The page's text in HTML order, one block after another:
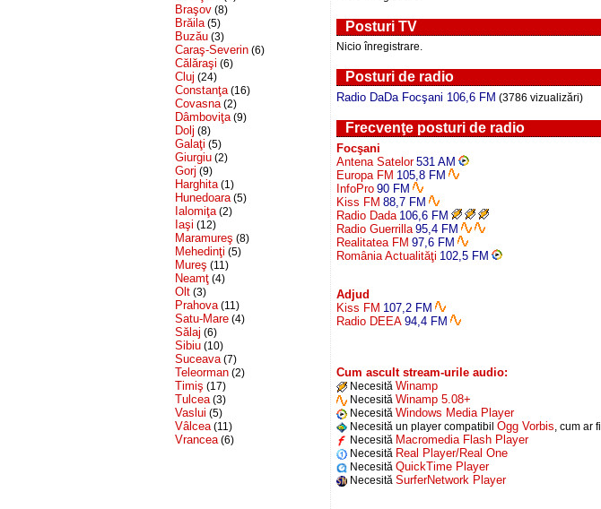
Braşov (8)
Brăila (5)
Buzău (3)
Caraş-Severin (6)
Călăraşi (6)
Cluj (24)
Constanţa (16)
Covasna (2)
Dâmboviţa (9)
Dolj (8)
Galaţi (5)
Giurgiu (2)
Gorj (9)
Harghita (1)
Hunedoara (5)
Ialomiţa (2)
Iaşi (12)
Maramureş (8)
Mehedinţi (5)
Mureş (11)
Neamţ (4)
Olt (3)
Prahova (11)
Satu-Mare (4)
Sălaj (6)
Sibiu (10)
Suceava (7)
Teleorman (2)
Timiş (17)
Tulcea (3)
Vaslui (5)
Vâlcea (11)
Vrancea (6)
Posturi TV
Nicio înregistrare.
Posturi de radio
Radio DaDa Focşani 106,6 FM (3786 vizualizări)
Frecvenţe posturi de radio
Focşani
Antena Satelor 531 AM
Europa FM 105,8 FM
InfoPro 90 FM
Kiss FM 88,7 FM
Radio Dada 106,6 FM
Radio Guerrilla 95,4 FM
Realitatea FM 97,6 FM
România Actualităţi 102,5 FM
Adjud
Kiss FM 107,2 FM
Radio DEEA 94,4 FM
Cum ascult stream-urile audio:
Necesită Winamp
Necesită Winamp 5.08+
Necesită Windows Media Player
Necesită un player compatibil Ogg Vorbis, cum ar fi
Necesită Macromedia Flash Player
Necesită Real Player/Real One
Necesită QuickTime Player
Necesită SurferNetwork Player